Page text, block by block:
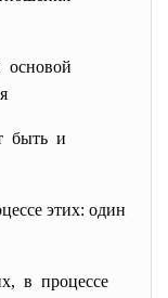
основой
быть и
этих: один
в процессе